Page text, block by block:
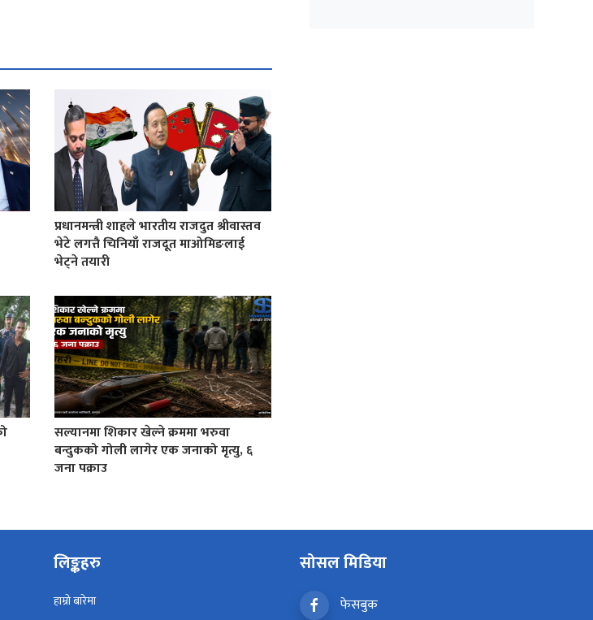
प्रधानमन्त्री शाहले भारतीय राजदुत श्रीवास्तव
भेटे लगत्तै चिनियाँ राजदूत माओमिङलाई
भेट्ने तयारी
सल्यानमा शिकार खेल्ने क्रममा भरुवा
बन्दुकको गोली लागेर एक जनाको मृत्यु, ६
जना पक्राउ
लिङ्कहरु
हाम्रो बारेमा
सोसल मिडिया
फेसबुक